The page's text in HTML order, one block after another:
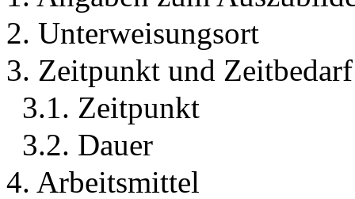
2. Unterweisungsort
3. Zeitpunkt und
3.1. Zeitpunkt
3.2. Dauer
4. Arbeitsmittel